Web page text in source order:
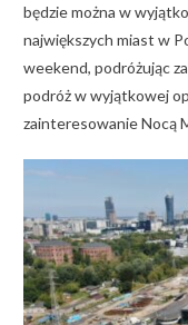
będzie można w
największych miast w
weekend, podróżując
podróż w wyjątkowej
zainteresowanie Nocą